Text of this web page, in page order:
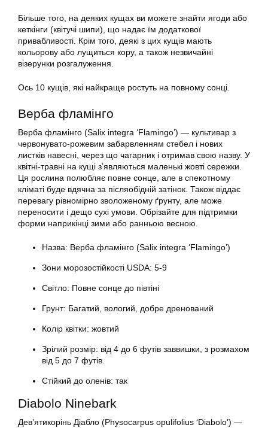
Більше того, на деяких кущах ви можете знайти ягоди або
кеткінги (квітучі шипи), що надає їм додаткової
привабливості. Крім того, деякі з цих кущів мають
кольорову або лущиться кору, а також незвичайні
візерунки розгалуження.
Ось 10 кущів, які найкраще ростуть на повному сонці.
Верба фламінго
Верба фламінго (Salix integra ‘Flamingo’) — культивар з
червонувато-рожевим забарвленням стебел і нових
листків навесні, через що чагарник і отримав свою назву. У
квітні-травні на кущі з’являються маленькі жовті сережки.
Ця рослина полюбляє повне сонце, але в спекотному
кліматі буде вдячна за післяобідній затінок. Також віддає
перевагу рівномірно зволоженому ґрунту, але може
переносити і дещо сухі умови. Обрізайте для підтримки
форми наприкінці зими або ранньою весною.
Назва: Верба фламінго (Salix integra ‘Flamingo’)
Зони морозостійкості USDA: 5-9
Світло: Повне сонце до півтіні
Грунт: Багатий, вологий, добре дренований
Колір квітки: жовтий
Зрілий розмір: від 4 до 6 футів заввишки, з розмахом
від 5 до 7 футів.
Стійкий до оленів: так
Diabolo Ninebark
Дев’ятикорінь Діабло (Physocarpus opulifolius ‘Diabolo’) —